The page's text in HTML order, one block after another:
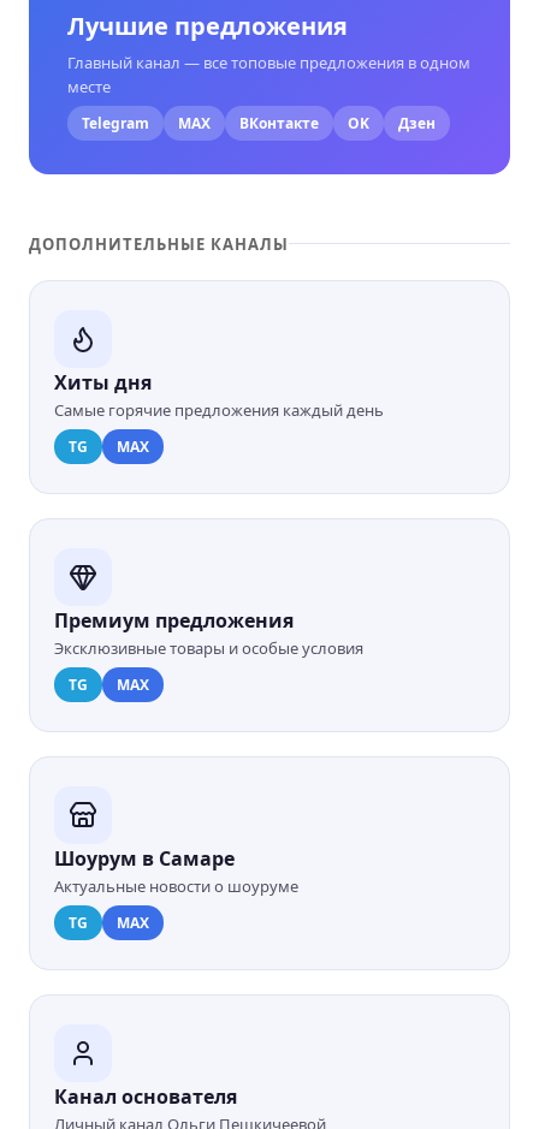
Лучшие предложения
Главный канал — все топовые предложения в одном
месте
Telegram MAX ВКонтакте OK Дзен
ДОПОЛНИТЕЛЬНЫЕ КАНАЛЫ
Хиты дня
Самые горячие предложения каждый день
TG MAX
Премиум предложения
Эксклюзивные товары и особые условия
TG MAX
Шоурум в Самаре
Актуальные новости о шоуруме
TG MAX
Канал основателя
Личный канал Ольги Пешкичеевой